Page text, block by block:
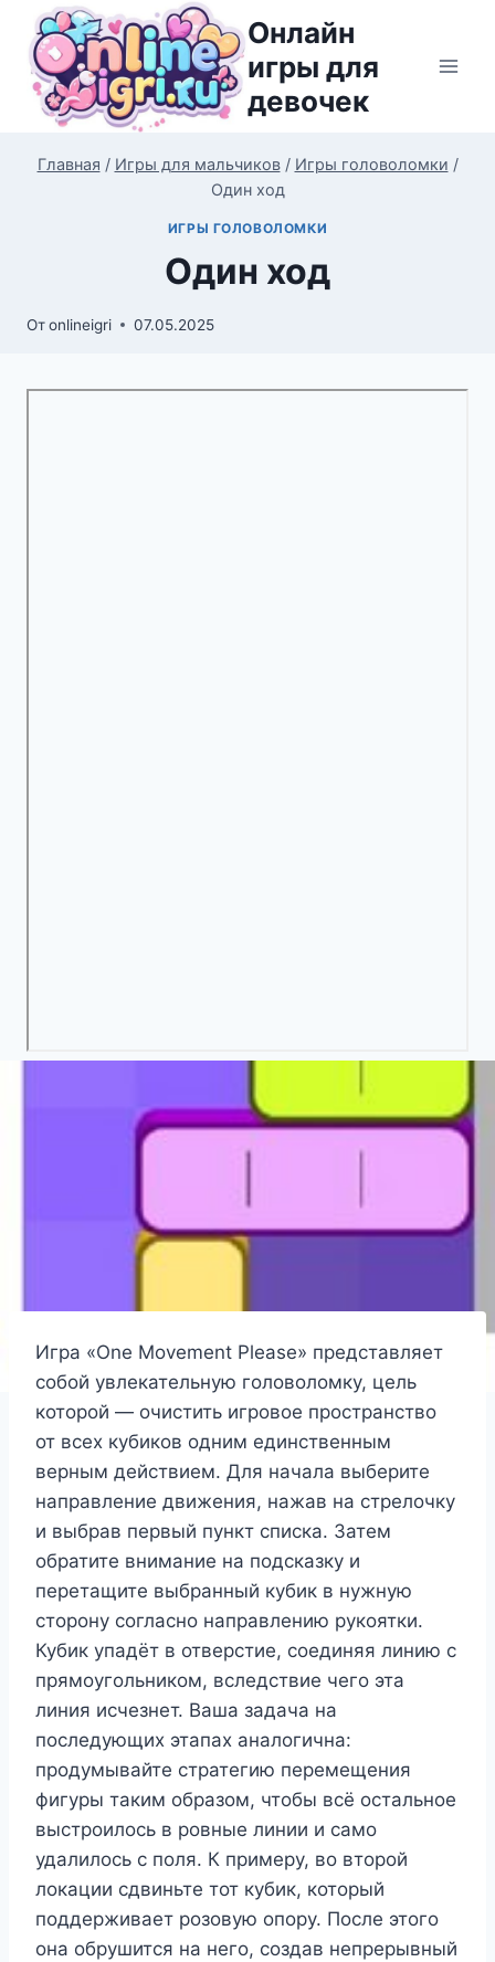
Перейти
содержимому
Онлайн
игры для
девочек
Главная / Игры для мальчиков / Игры головоломки /
Один ход
ИГРЫ ГОЛОВОЛОМКИ
Один ход
Отonlineigri 07.05.2025
Игра «One Movement Please» представляет
собой увлекательную головоломку, цель
которой — очистить игровое пространство
от всех кубиков одним единственным
верным действием. Для начала выберите
направление движения, нажав на стрелочку
и выбрав первый пункт списка. Затем
обратите внимание на подсказку и
перетащите выбранный кубик в нужную
сторону согласно направлению рукоятки.
Кубик упадёт в отверстие, соединяя линию с
прямоугольником, вследствие чего эта
линия исчезнет. Ваша задача на
последующих этапах аналогична:
продумывайте стратегию перемещения
фигуры таким образом, чтобы всё остальное
выстроилось в ровные линии и само
удалилось с поля. К примеру, во второй
локации сдвиньте тот кубик, который
поддерживает розовую опору. После этого
она обрушится на него, создав непрерывный